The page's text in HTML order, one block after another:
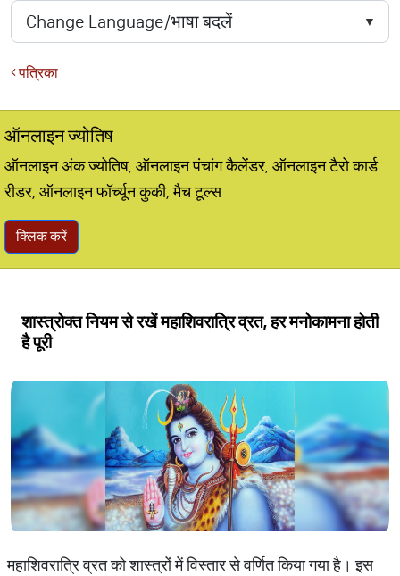
पत्रिका
ऑनलाइन ज्योतिष
ऑनलाइन अंक ज्योतिष, ऑनलाइन पंचांग कैलेंडर, ऑनलाइन टैरो कार्ड
रीडर, ऑनलाइन फॉर्च्यून कुकी, मैच टूल्स
क्लिक करें
शास्त्रोक्त नियम से रखें महाशिवरात्रि व्रत, हर मनोकामना होती
है पूरी
महाशिवरात्रि व्रत को शास्त्रों में विस्तार से वर्णित किया गया है। इस